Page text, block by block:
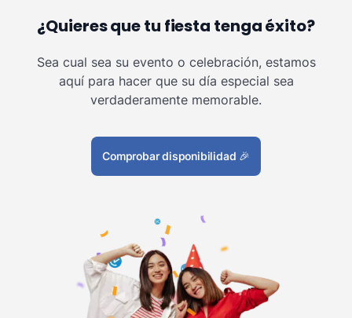
¿Quieres que tu fiesta tenga éxito?
Sea cual sea su evento o celebración, estamos
aquí para hacer que su día especial sea
verdaderamente memorable.
Comprobar disponibilidad 🎉